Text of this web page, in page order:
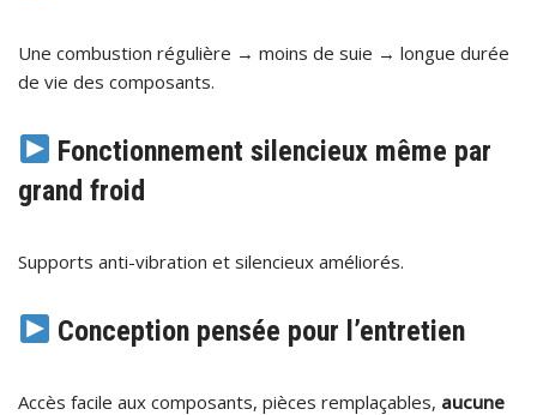
Une combustion régulière → moins de suie → longue durée
de vie des composants.
Fonctionnement silencieux même par
grand froid
Supports anti-vibration et silencieux améliorés.
Conception pensée pour l’entretien
Accès facile aux composants, pièces remplaçables, aucune